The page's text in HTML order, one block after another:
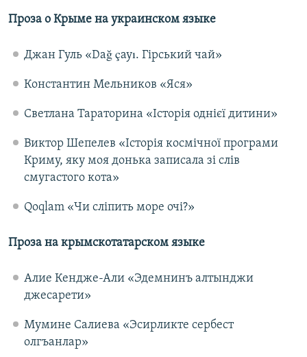
УКРАИНСКАЯ ПРОБЛЕМА КРЫМА
Проза о Крыме на украинском языке
Джан Гуль «Dağ çayı. Гірський чай»
Константин Мельников «Яся»
Светлана Тараторина «Історія однієї дитини»
Виктор Шепелев «Історія космічної програми
Криму, яку моя донька записала зі слів
смугастого кота»
Qoqlam «Чи сліпить море очі?»
Проза на крымскотатарском языке
Алие Кендже-Али «Эдемнинъ алтынджи
джесарети»
Мумине Салиева «Эсирликте сербест
олгъанлар»